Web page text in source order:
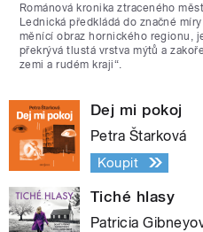
Románová kronika ztraceného
Lednická předkládá do značné
měnící obraz hornického regionu,
překrývá tlustá vrstva mýtů a
zemi a rudém kraji“.
Dej mi pokoj
Petra Štarková
Koupit
Tiché hlasy
Patricia